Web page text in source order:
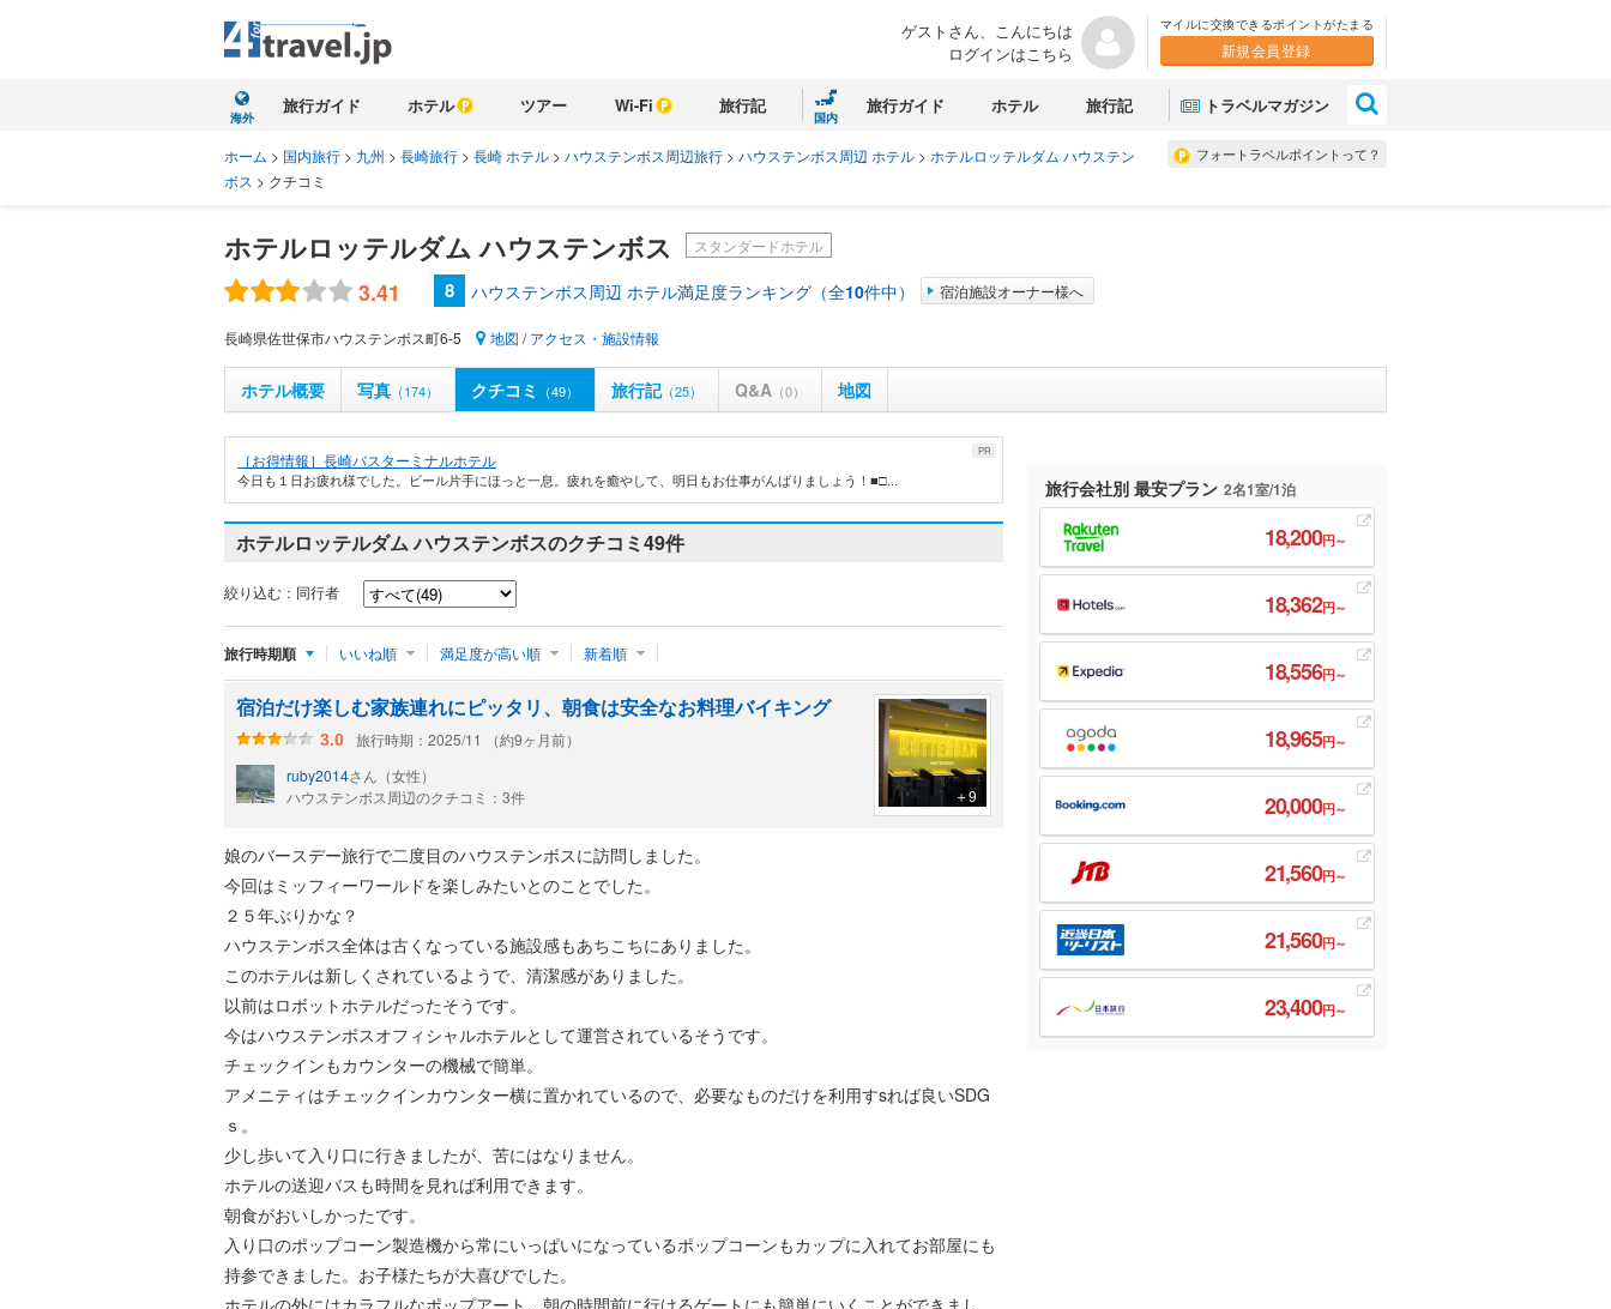
ゲストさん、こんにちは
ログインはこちら
マイルに交換できるポイントがたまる
新規会員登録
海外
旅行ガイド ホテル ツアー Wi-Fi 旅行記
国内
旅行ガイド ホテル 旅行記 トラベルマガジン
フォートラベルポイントって？
ホーム > 国内旅行 > 九州 > 長崎旅行 > 長崎 ホテル > ハウステンボス周辺旅行 > ハウステンボス周辺 ホテル > ホテルロッテルダム ハウステン
ボス > クチコミ
ホテルロッテルダム ハウステンボス スタンダードホテル
3.41 8 ハウステンボス周辺 ホテル満足度ランキング（全10件中） 宿泊施設オーナー様へ
長崎県佐世保市ハウステンボス町6-5 地図 /アクセス・施設情報
ホテル概要 写真 （174） クチコミ （49） 旅行記（25） Q&A （0） 地図
PR
［お得情報］長崎バスターミナルホテル
今日も１日お疲れ様でした。ビール片手にほっと一息。疲れを癒やして、明日もお仕事がんばりましょう！■□...
ホテルロッテルダム ハウステンボスのクチコミ49件
絞り込む：同行者
旅行時期順 いいね順 満足度が高い順 新着順
宿泊だけ楽しむ家族連れにピッタリ、朝食は安全なお料理バイキング
3.0
旅行時期：2025/11 （約9ヶ月前）
ruby2014さん（女性）
ハウステンボス周辺のクチコミ：3件
＋9
娘のバースデー旅行で二度目のハウステンボスに訪問しました。
今回はミッフィーワールドを楽しみたいとのことでした。
２５年ぶりかな？
ハウステンボス全体は古くなっている施設感もあちこちにありました。
このホテルは新しくされているようで、清潔感がありました。
以前はロボットホテルだったそうです。
今はハウステンボスオフィシャルホテルとして運営されているそうです。
チェックインもカウンターの機械で簡単。
アメニティはチェックインカウンター横に置かれているので、必要なものだけを利用すsれば良いSDG
ｓ。
少し歩いて入り口に行きましたが、苦にはなりません。
ホテルの送迎バスも時間を見れば利用できます。
朝食がおいしかったです。
入り口のポップコーン製造機から常にいっぱいになっているポップコーンもカップに入れてお部屋にも
持参できました。お子様たちが大喜びでした。
ホテルの外にはカラフルなポップアート。朝の時間前に行けるゲートにも簡単にいくことができまし
旅行会社別 最安プラン 2名1室/1泊
18,200円～
18,362円～
18,556円～
18,965円～
20,000円～
21,560円～
21,560円～
23,400円～